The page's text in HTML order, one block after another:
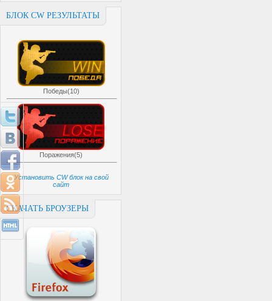
БЛОК CW РЕЗУЛЬТАТЫ
Победы(10)
Поражения(5)
Установить CW блок на свой
сайт
СКАЧАТЬ БРОУЗЕРЫ